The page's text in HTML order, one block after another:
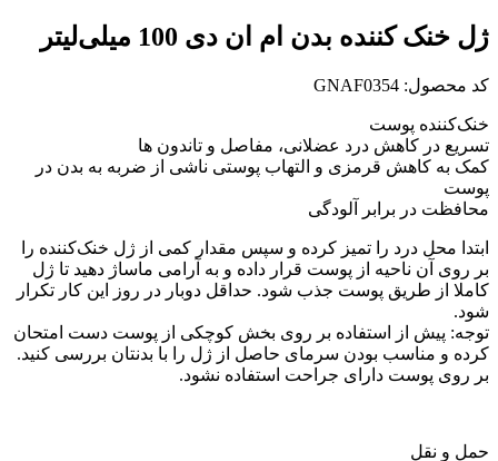
ژل خنک کننده بدن ام ان دی 100 میلی‌لیتر
کد محصول: GNAF0354
خنک‌کننده پوست
تسریع در کاهش درد عضلانی، مفاصل و تاندون ها
کمک به کاهش قرمزی و التهاب پوستی ناشی از ضربه به بدن در
پوست
محافظت در برابر آلودگی
ابتدا محل درد را تمیز کرده و سپس مقدار کمی از ژل خنک‌کننده را
بر روی آن ناحیه از پوست قرار داده و به آرامی ماساژ دهید تا ژل
کاملا از طریق پوست جذب شود. حداقل دوبار در روز این کار تکرار
شود.
توجه: پیش از استفاده بر روی بخش کوچکی از پوست دست امتحان
کرده و مناسب بودن سرمای حاصل از ژل را با بدنتان بررسی کنید.
بر روی پوست دارای جراحت استفاده نشود.
حمل و نقل